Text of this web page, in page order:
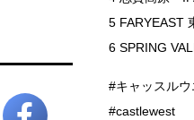
5 FARYEAST
6 SPRING
#キャッスルウ
#castlewest